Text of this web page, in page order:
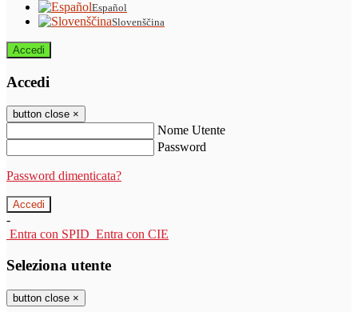
Español
Slovenščina
Accedi
Accedi
button close ×
Nome Utente
Password
Password dimenticata?
-
Entra con SPID Entra con CIE
Seleziona utente
button close ×